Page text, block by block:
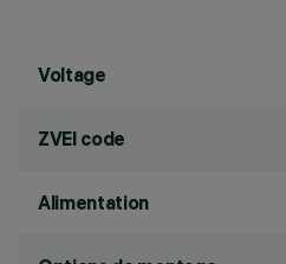
Voltage
ZVEI code
Alimentation